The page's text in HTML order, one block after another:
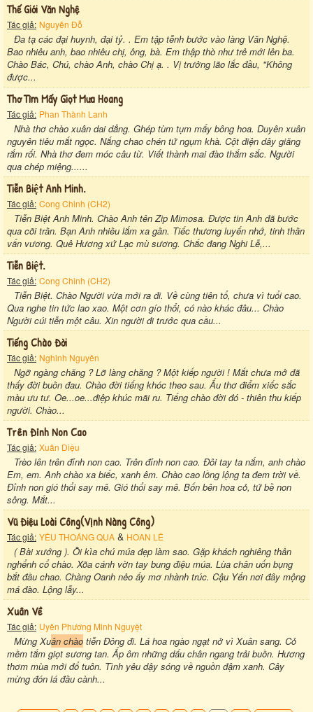
Thế Giới Văn Nghệ
Tác giả: Nguyên Đỗ
Đa tạ các đại huynh, đại tỷ. . Em tập tễnh bước vào làng Văn Nghệ.
Bao nhiêu anh, bao nhiêu chị, ông, bà. Em thập thò như trẻ mới lên ba.
Chào Bác, Chú, chào Anh, chào Chị ạ. . Vị trưởng lão lắc đầu, "Không
được...
Thơ Tìm Mấy Giọt Mưa Hoang
Tác giả: Phan Thành Lanh
Nhà thơ chào xuân dai dẳng. Ghép tùm tụm mấy bông hoa. Duyên xuân
nguyên tiêu mắt ngọc. Nắng chao chén tứ ngụm khà. Cột điện dây giăng
rắm rối. Nhà thơ đem móc câu từ. Viết thành mai đào thắm sắc. Người
qua chép miệng......
Tiễn Biệt Anh Minh.
Tác giả: Cong Chinh (CH2)
Tiễn Biệt Anh Minh. Chào Anh tên Zip Mimosa. Được tin Anh đã bước
qua cõi trần. Bạn Anh nhiều lắm xa gần. Tiếc thương luyến nhớ, tinh thần
vấn vương. Quê Hương xứ Lạc mù sương. Chắc đang Nghi Lễ,...
Tiễn Biệt.
Tác giả: Cong Chinh (CH2)
Tiễn Biệt. Chào Người vừa mới ra đi. Về cùng tiên tổ, chưa vì tuổi cao.
Qua nghe tin tức lao xao. Một cơn gío thổi, có nào khác đâu... Chào
Người cúi tiễn một câu. Xin người đi trước qua cầu...
Tiếng Chào Đời
Tác giả: Nghinh Nguyên
Ngỡ ngàng chăng ? Lỡ làng chăng ? Một kiếp người ! Mắt chưa mở đã
thấy đời buồn đau. Chào đời tiếng khóc theo sau. Ấu thơ điểm xiếc sắc
màu ưu tư. Oe...oe...điệp khúc mãi ru. Tiếng chào đời đó - thiên thu kiếp
người. Chào...
Trên Đỉnh Non Cao
Tác giả: Xuân Diệu
Trèo lên trên đỉnh non cao. Trên đỉnh non cao. Đôi tay ta nắm, anh chào
Em, em. Anh chào xa biếc, xanh êm. Chào cao lồng lộng ta đem trời về.
Đỉnh non gió thổi say mê. Gió thổi say mê. Bốn bên hoa cỏ, tứ bề non
sông. Mắt...
Vũ Điệu Loài Công(vịnh Nàng Công)
Tác giả: YÊU THOÁNG QUA & HOAN LÊ
( Bài xướng ). Ôi kìa chú múa đẹp làm sao. Gặp khách nghiêng thân
nghểnh cổ chào. Xõa cánh vờn tay bung điệu múa. Lùa chân uốn bụng
bắt đầu chao. Chàng Oanh nẻo ấy mơ nhành trúc. Cậu Yến nơi đây mộng
má đào. Lộng lẫy...
Xuân Về
Tác giả: Uyên Phương Minh Nguyệt
Mừng Xuân chào tiễn Đông đi. Lá hoa ngào ngạt nở vì Xuân sang. Cỏ
mềm tắm giọt sương tan. Ấp ôm những dấu chân ngang trải buồn. Hương
thơm mùa mới đổ tuôn. Tình yêu dậy sóng về nguồn đậm xanh. Cây
mừng đón lá đầu cành...